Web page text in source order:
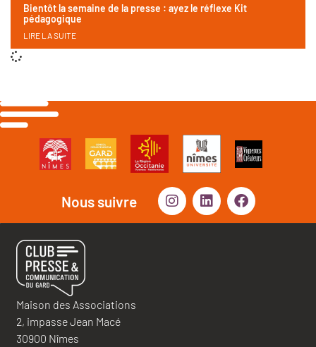
Bientôt la semaine de la presse : ayez le réflexe Kit
pédagogique
LIRE LA SUITE
Nous suivre
Maison des Associations
2, impasse Jean Macé
30900 Nîmes